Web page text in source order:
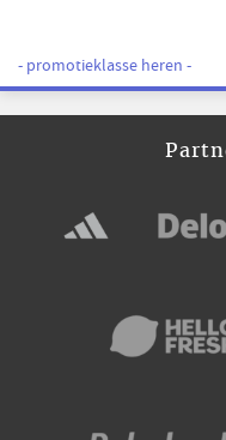
- promotieklasse heren -